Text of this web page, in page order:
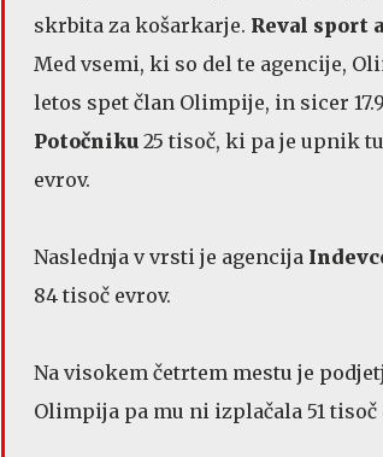
skrbita za košarkarje. Reval sport
Med vsemi, ki so del te agencije,
letos spet član Olimpije, in sicer
Potočniku 25 tisoč, ki pa je upnik
evrov.
Naslednja v vrsti je agencija
84 tisoč evrov.
Na visokem četrtem mestu je
Olimpija pa mu ni izplačala 51 tisoč